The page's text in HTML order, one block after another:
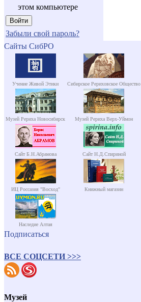
этом компьютере
Забыли свой пароль?
Сайты СибРО
Учение Живой Этики Сибирское Рериховское Общество
Музей Рериха Новосибирск Музей Рериха Верх-Уймон
Сайт Б.Н.Абрамова Сайт Н.Д.Спириной
ИЦ Россазия "Восход" Книжный магазин
Наследие Алтая
Подписаться
ВСЕ СОЦСЕТИ >>>
Музей